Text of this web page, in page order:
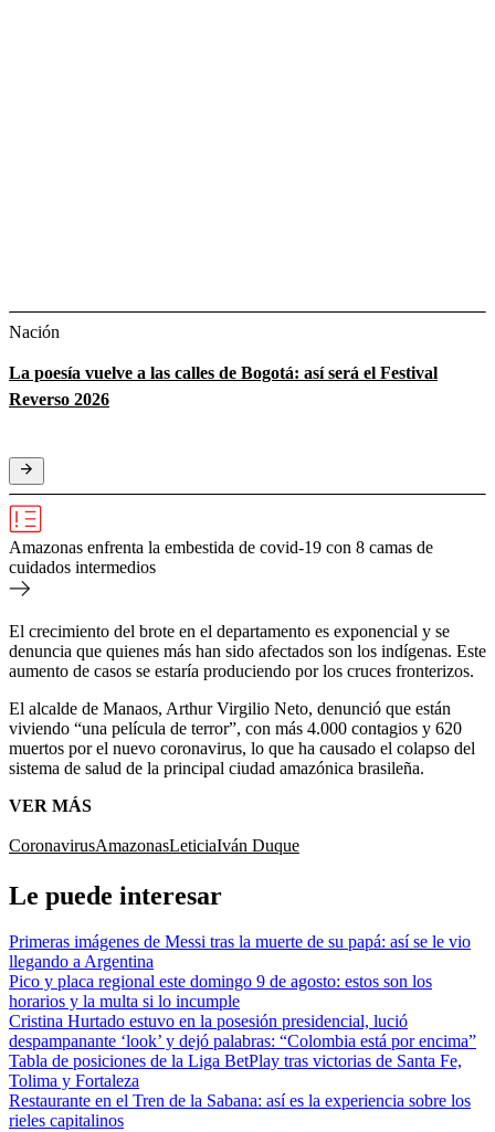
Nación
La poesía vuelve a las calles de Bogotá: así será el Festival
Reverso 2026
Amazonas enfrenta la embestida de covid-19 con 8 camas de
cuidados intermedios
El crecimiento del brote en el departamento es exponencial y se
denuncia que quienes más han sido afectados son los indígenas. Este
aumento de casos se estaría produciendo por los cruces fronterizos.
El alcalde de Manaos, Arthur Virgilio Neto, denunció que están
viviendo “una película de terror”, con más 4.000 contagios y 620
muertos por el nuevo coronavirus, lo que ha causado el colapso del
sistema de salud de la principal ciudad amazónica brasileña.
VER MÁS
CoronavirusAmazonasLeticiaIván Duque
Le puede interesar
Primeras imágenes de Messi tras la muerte de su papá: así se le vio
llegando a Argentina
Pico y placa regional este domingo 9 de agosto: estos son los
horarios y la multa si lo incumple
Cristina Hurtado estuvo en la posesión presidencial, lució
despampanante ‘look’ y dejó palabras: “Colombia está por encima”
Tabla de posiciones de la Liga BetPlay tras victorias de Santa Fe,
Tolima y Fortaleza
Restaurante en el Tren de la Sabana: así es la experiencia sobre los
rieles capitalinos